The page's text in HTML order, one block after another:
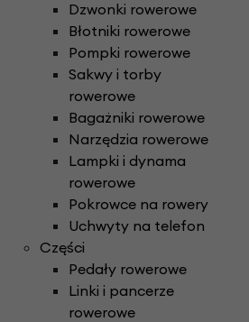
Rowery Tandem
Rowery Trójkołowe
Rowerki biegowe
Rowery Cargo / transportowe
Części do rowerów elektrycznych
Dzwonki rowerowe
oteliki rowerowe
amulce rowerowe
K asety i wolnobiegi
Kaski rowerowe
Dzwonki rowerowe
Błotniki rowerowe
Pompki rowerowe
Sakwy i torby
rowerowe
Bagażniki rowerowe
Narzędzia rowerowe
Lampki i dynama
rowerowe
Pokrowce na rowery
Uchwyty na telefon
Części
Pedały rowerowe
Linki i pancerze
rowerowe